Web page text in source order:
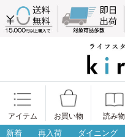
アイテム お買い物 読み物
新着 再入荷 ダイニング